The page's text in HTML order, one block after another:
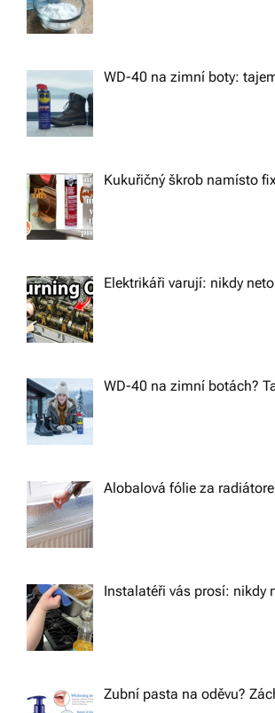
o
n
WD-40 na zimní boty:
Kukuřičný škrob namísto
Elektrikáři varují: nikdy
WD-40 na zimní botách?
Alobalová fólie za
Instalatéři vás prosí: nikdy
Zubní pasta na oděvu?